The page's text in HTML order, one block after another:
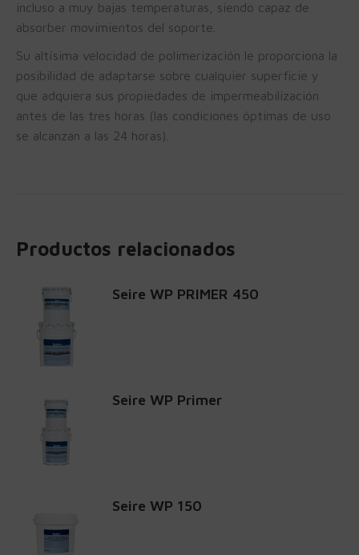
incluso a muy bajas temperaturas, siendo capaz de
absorber movimientos del soporte.
Su altísima velocidad de polimerización le proporciona la
posibilidad de adaptarse sobre cualquier superficie y
que adquiera sus propiedades de impermeabilización
antes de las tres horas (las condiciones óptimas de uso
se alcanzan a las 24 horas).
Productos relacionados
Seire WP PRIMER 450
Seire WP Primer
Seire WP 150